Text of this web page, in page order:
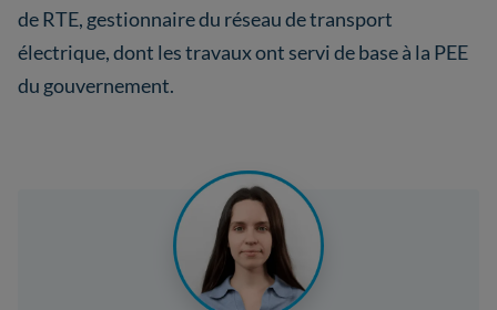
de RTE, gestionnaire du réseau de transport
électrique, dont les travaux ont servi de base à la PEE
du gouvernement.